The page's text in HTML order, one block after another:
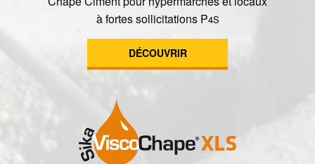
à fortes sollicitations P4S
DÉCOUVRIR